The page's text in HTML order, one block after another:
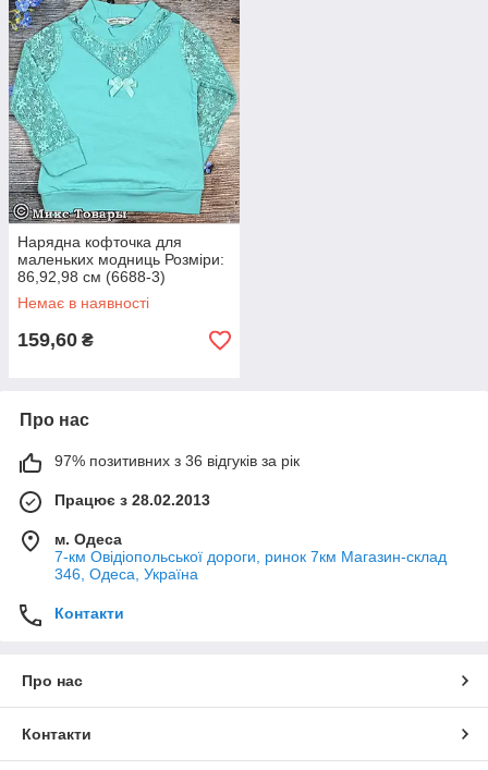
Нарядна кофточка для
маленьких модниць Розміри:
86,92,98 см (6688-3)
Немає в наявності
159,60 ₴
Про нас
97% позитивних з 36 відгуків за рік
Працює з 28.02.2013
м. Одеса
7-км Овідіопольської дороги, ринок 7км Магазин-склад
346, Одеса, Україна
Контакти
Про нас
Контакти